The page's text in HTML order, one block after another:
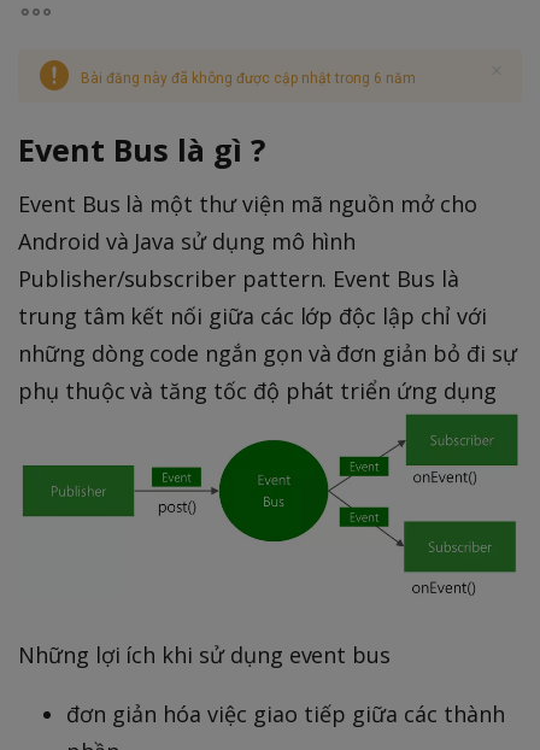
Bài đăng này đã không được cập nhật trong 6 năm
Event Bus là gì ?
Event Bus là một thư viện mã nguồn mở cho
Android và Java sử dụng mô hình
Publisher/subscriber pattern. Event Bus là
trung tâm kết nối giữa các lớp độc lập chỉ với
những dòng code ngắn gọn và đơn giản bỏ đi sự
phụ thuộc và tăng tốc độ phát triển ứng dụng
Những lợi ích khi sử dụng event bus
đơn giản hóa việc giao tiếp giữa các thành